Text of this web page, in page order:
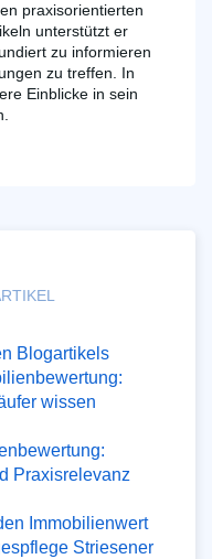
praxisorientierten
unterstützt er
zu informieren
zu treffen. In
Einblicke in sein
Blogartikels
wissen
Praxisrelevanz
Immobilienwert
Striesener